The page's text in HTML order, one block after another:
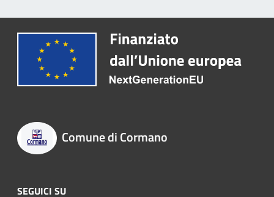
Comune di Cormano
SEGUICI SU